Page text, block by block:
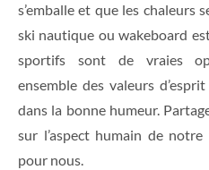
s’emballe et que les chaleurs
ski nautique ou wakeboard
sportifs sont de vraies
ensemble des valeurs
dans la bonne humeur.
sur l’aspect humain de
pour nous.